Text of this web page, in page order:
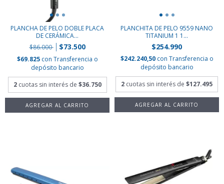
PLANCHA DE PELO DOBLE PLACA
DE CERÁMICA...
$86.000
$73.500
$69.825 con Transferencia o
depósito bancario
2 cuotas sin interés de $36.750
PLANCHITA DE PELO 9559 NANO
TITANIUM 1 1...
$254.990
$242.240,50 con Transferencia o
depósito bancario
2 cuotas sin interés de $127.495